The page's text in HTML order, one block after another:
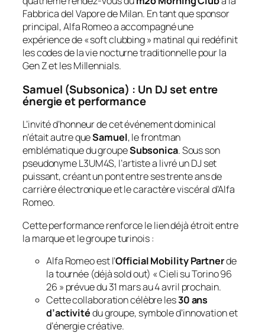
Fabbrica del Vapore de Milan. En tant que sponsor
principal, Alfa Romeo a accompagné une
expérience de « soft clubbing » matinal qui redéfinit
les codes de la vie nocturne traditionnelle pour la
Gen Z et les Millennials.
Samuel (Subsonica) : Un DJ set entre
énergie et performance
L’invité d’honneur de cet événement dominical
n’était autre queSamuel, le frontman
emblématique du groupeSubsonica. Sous son
pseudonyme L3UM4S, l’artiste a livré un DJ set
puissant, créant un pont entre ses trente ans de
carrière électronique et le caractère viscéral d’Alfa
Romeo.
Cette performance renforce le lien déjà étroit entre
la marque et le groupe turinois :
Alfa Romeo est l’Official Mobility Partnerde
la tournée (déjà sold out) « Cieli su Torino 96
26 » prévue du 31 mars au 4 avril prochain.
Cette collaboration célèbre les30 ans
d’activitédu groupe, symbole d’innovation et
d’énergie créative.